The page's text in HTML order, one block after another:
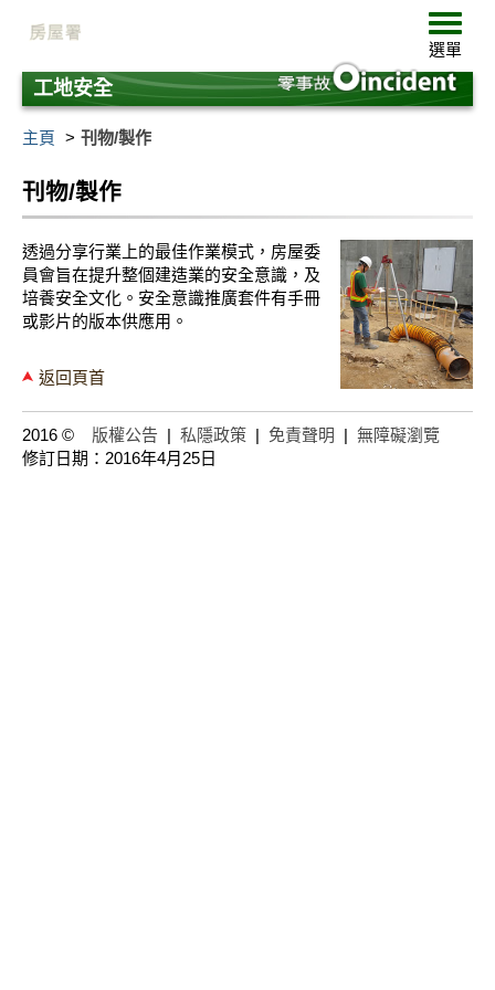
要
內
選
單
選單
工地安全
主頁 刊物/製作
刊物/製作
透過分享行業上的最佳作業模式，房屋委
員會旨在提升整個建造業的安全意識，及
培養安全文化。安全意識推廣套件有手冊
或影片的版本供應用。
返回頁首
2016 © 版權公告 | 私隱政策 | 免責聲明 | 無障礙瀏覽
修訂日期：2016年4月25日